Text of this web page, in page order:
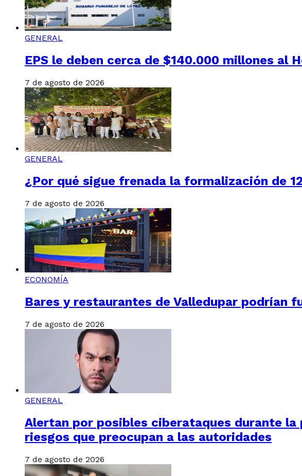
GENERAL
EPS le deben cerca de $140.000 millones al
7 de agosto de 2026
GENERAL
¿Por qué sigue frenada la formalización de
7 de agosto de 2026
ECONOMÍA
Bares y restaurantes de Valledupar podrían
7 de agosto de 2026
GENERAL
Alertan por posibles ciberataques durante la
riesgos que preocupan a las autoridades
7 de agosto de 2026